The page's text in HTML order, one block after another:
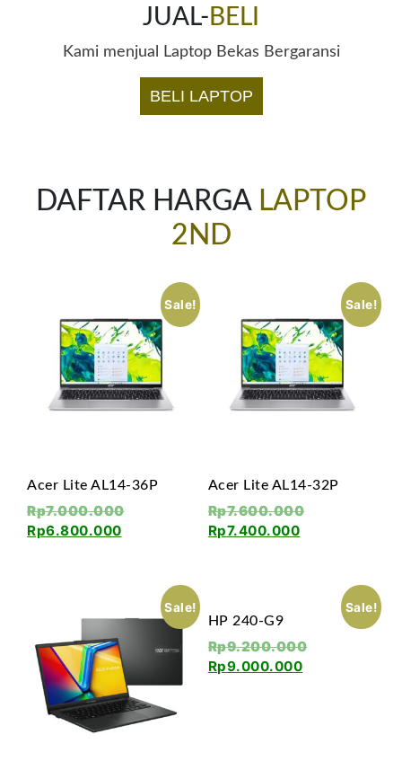
JUAL- BELI
Kami menjual Laptop Bekas Bergaransi
BELI LAPTOP
DAFTAR HARGA LAPTOP
2ND
Sale!
Acer Lite AL14-36P
Rp7.000.000
Rp6.800.000
Sale!
Acer Lite AL14-32P
Rp7.600.000
Rp7.400.000
Sale!
Sale!
HP 240-G9
Rp9.200.000
Rp9.000.000